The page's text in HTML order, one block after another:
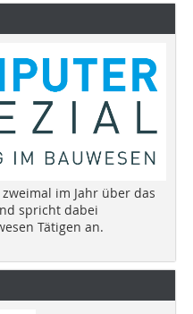
im Jahr über das
spricht dabei
Tätigen an.